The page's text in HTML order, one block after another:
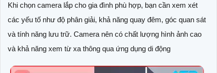
Khi chọn camera lắp cho gia đình phù hợp, bạn cần xem xét
các yếu tố như độ phân giải, khả năng quay đêm, góc quan sát
và tính năng lưu trữ. Camera nên có chất lượng hình ảnh cao
và khả năng xem từ xa thông qua ứng dụng di động